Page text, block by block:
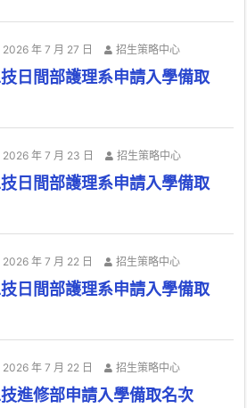
2026 年 7 月 27 日 招生策略中心
日間部護理系申請入學備取
2026 年 7 月 23 日 招生策略中心
日間部護理系申請入學備取
2026 年 7 月 22 日 招生策略中心
日間部護理系申請入學備取
2026 年 7 月 22 日 招生策略中心
進修部申請入學備取名次